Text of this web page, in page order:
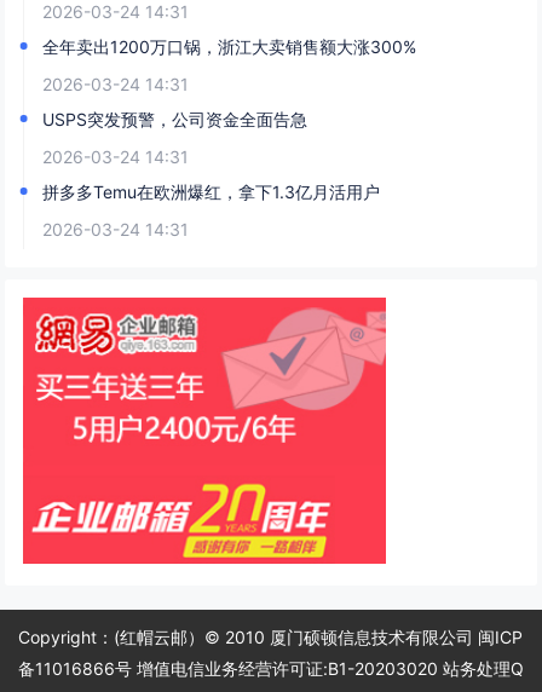
2026-03-24 14:31
全年卖出1200万口锅，浙江大卖销售额大涨300%
2026-03-24 14:31
USPS突发预警，公司资金全面告急
2026-03-24 14:31
拼多多Temu在欧洲爆红，拿下1.3亿月活用户
2026-03-24 14:31
Copyright：(红帽云邮）© 2010 厦门硕顿信息技术有限公司 闽ICP
备11016866号 增值电信业务经营许可证:B1-20203020 站务处理Q